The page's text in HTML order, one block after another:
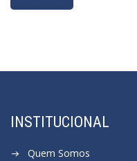
INSTITUCIONAL
Quem Somos